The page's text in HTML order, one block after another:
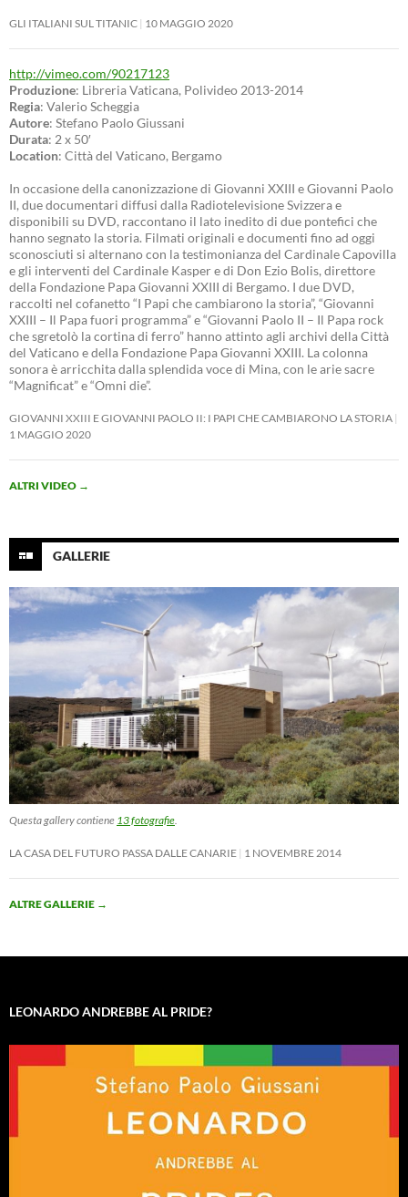
GLI ITALIANI SUL TITANIC 10 MAGGIO 2020
http://vimeo.com/90217123
Produzione: Libreria Vaticana, Polivideo 2013-2014
Regia: Valerio Scheggia
Autore: Stefano Paolo Giussani
Durata: 2 x 50′
Location: Città del Vaticano, Bergamo
In occasione della canonizzazione di Giovanni XXIII e Giovanni Paolo
II, due documentari diffusi dalla Radiotelevisione Svizzera e
disponibili su DVD, raccontano il lato inedito di due pontefici che
hanno segnato la storia. Filmati originali e documenti fino ad oggi
sconosciuti si alternano con la testimonianza del Cardinale Capovilla
e gli interventi del Cardinale Kasper e di Don Ezio Bolis, direttore
della Fondazione Papa Giovanni XXIII di Bergamo. I due DVD,
raccolti nel cofanetto “I Papi che cambiarono la storia”, “Giovanni
XXIII – Il Papa fuori programma” e “Giovanni Paolo II – Il Papa rock
che sgretolò la cortina di ferro” hanno attinto agli archivi della Città
del Vaticano e della Fondazione Papa Giovanni XXIII. La colonna
sonora è arricchita dalla splendida voce di Mina, con le arie sacre
“Magnificat” e “Omni die”.
GIOVANNI XXIII E GIOVANNI PAOLO II: I PAPI CHE CAMBIARONO LA STORIA
1 MAGGIO 2020
ALTRI VIDEO →
GALLERIE
Questa gallery contiene 13 fotografie
LA CASA DEL FUTURO PASSA DALLE CANARIE 1 NOVEMBRE 2014
ALTRE GALLERIE →
LEONARDO ANDREBBE AL PRIDE?